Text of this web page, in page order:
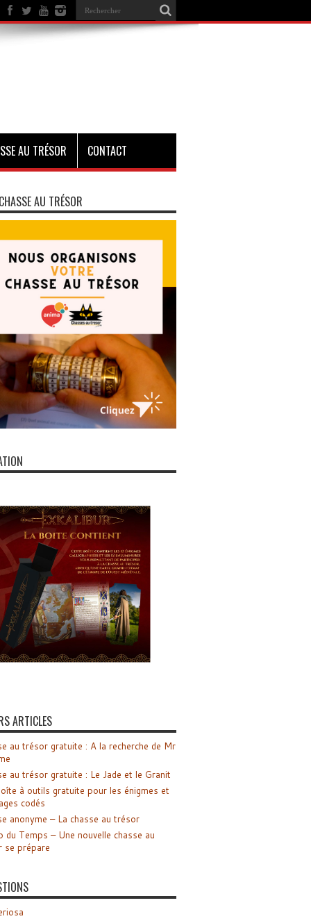
AU TRÉSOR CONTACT
AU TRÉSOR
ARTICLES
au trésor gratuite : A la recherche de Mr
au trésor gratuite : Le Jade et le Granit
à outils gratuite pour les énigmes et
codés
anonyme – La chasse au trésor
du Temps – Une nouvelle chasse au
se prépare